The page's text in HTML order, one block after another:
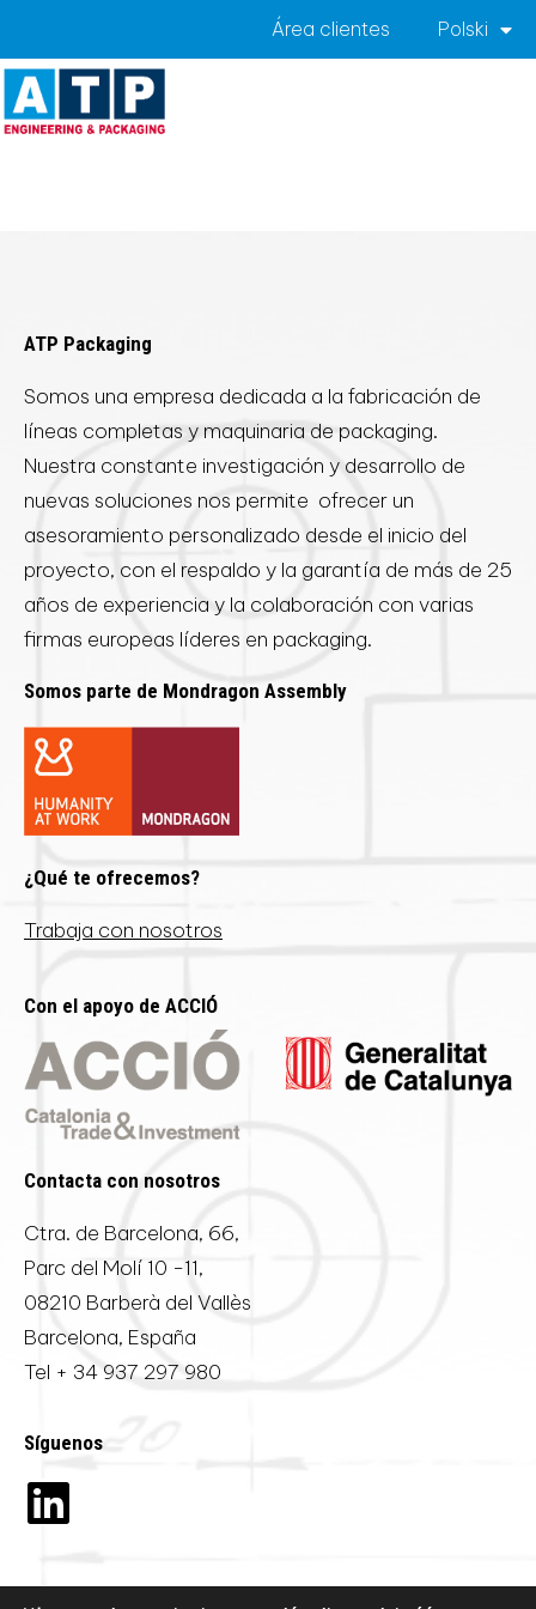
Área clientes Polski
Kategoria:
ATP Packaging
Somos una empresa dedicada a la fabricación de
líneas completas y maquinaria de packaging.
Nuestra constante investigación y desarrollo de
nuevas soluciones nos permite ofrecer un
asesoramiento personalizado desde el inicio del
proyecto, con el respaldo y la garantía de más de 25
años de experiencia y la colaboración con varias
firmas europeas líderes en packaging.
Somos parte de Mondragon Assembly
¿Qué te ofrecemos?
Trabaja con nosotros
Con el apoyo de ACCIÓ
Contacta con nosotros
Ctra. de Barcelona, 66,
Parc del Molí 10 -11,
08210 Barberà del Vallès
Barcelona, España
Tel + 34 937 297 980
Síguenos